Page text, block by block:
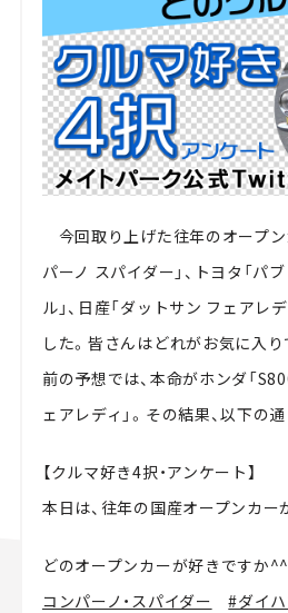
今回取り上げた往年のオープン
パーノ スパイダー」、トヨタ「パ
ル」、日産「ダットサン フェアレデ
した。皆さんはどれがお気に入
前の予想では、本命がホンダ「
ェアレディ」。その結果、以下の
【クルマ好き4択・アンケート】
本日は、往年の国産オープンカー
どのオープンカーが好きですか^^
コンパーノ・スパイダー
#ダイ